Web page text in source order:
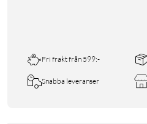
Fri frakt från 599:-
Snabba leveranser